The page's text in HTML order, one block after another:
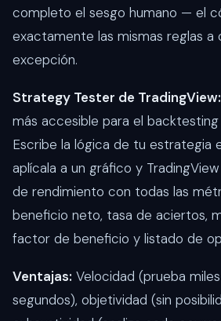
completo el sesgo humano — el
exactamente las mismas reglas a
excepción.
Strategy Tester de TradingView:
más accesible para el
Escribe la lógica de tu estrategia
aplícala a un gráfico y
de rendimiento con todas las
beneficio neto, tasa de aciertos,
factor de beneficio y listado de
Ventajas: Velocidad (prueba
segundos), objetividad (sin